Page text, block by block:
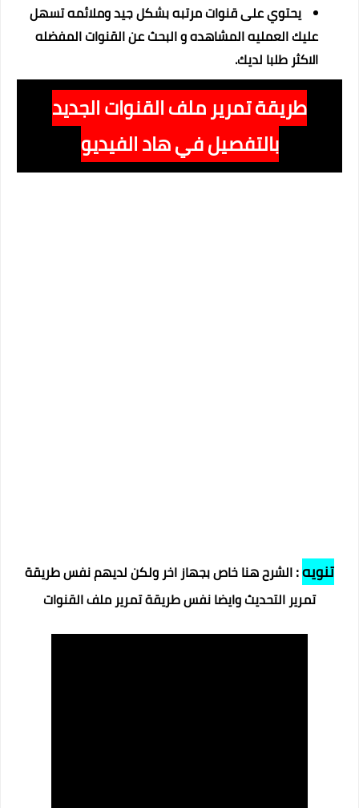
يحتوي على قنوات مرتبه بشكل جيد وملائمه تسهل
عليك العمليه المشاهده و البحث عن القنوات المفضله
الاكثر طلبا لديك.
طريقة تمرير ملف القنوات الجديد
بالتفصيل في هاد الفيديو
تنويه:الشرح هنا خاص بجهاز اخر ولكن لديهم نفس طريقة
تمرير التحديث وايضا نفس طريقة تمرير ملف القنوات